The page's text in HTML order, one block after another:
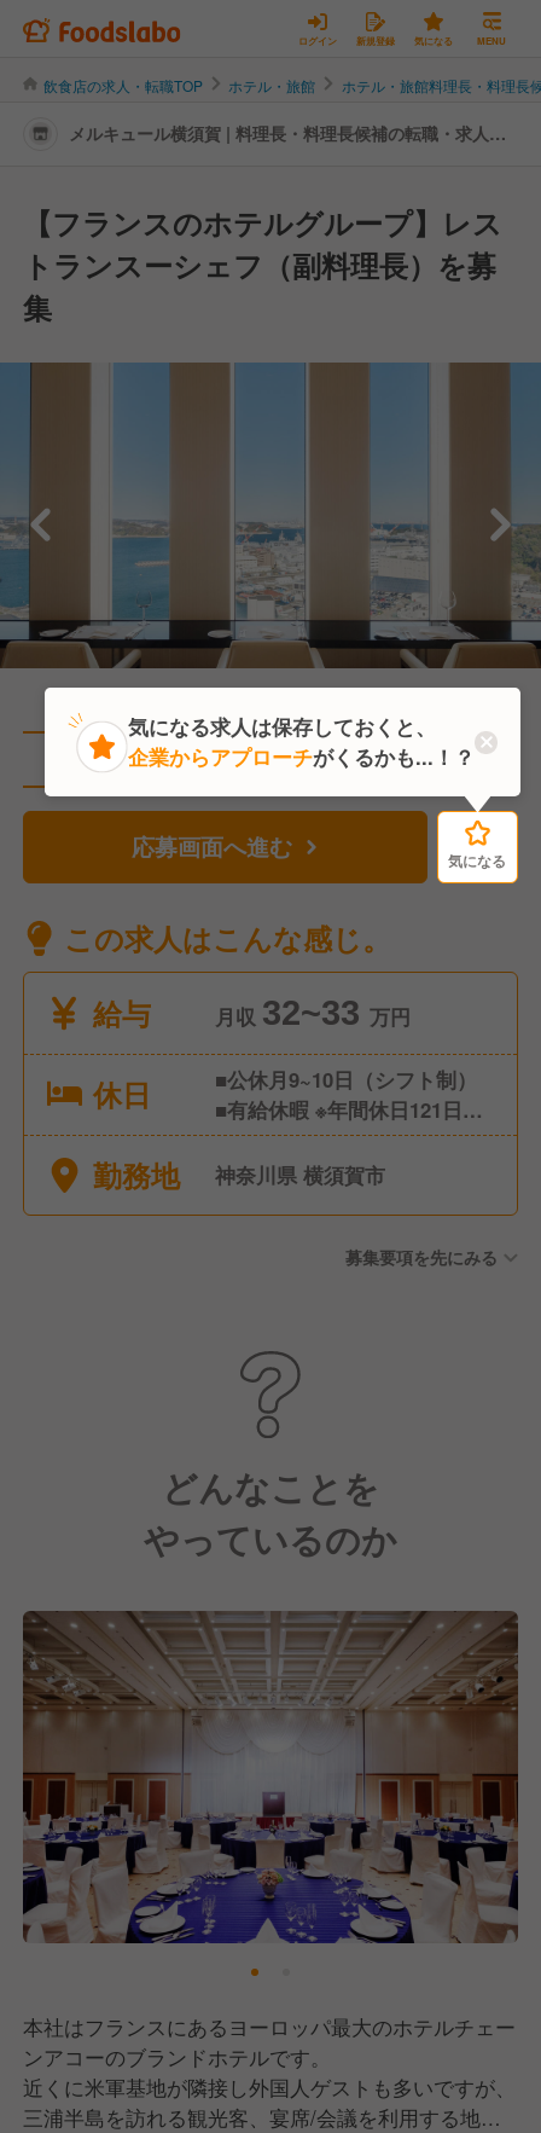
ログイン 新規登録 気になる MENU
飲食店の求人・転職TOP ホテル・旅館 ホテル・旅館料理長・料理長
メルキュール横須賀 | 料理長・料理長候補の転職・求人情
【フランスのホテルグループ】レス
トランスーシェフ（副料理長）を募
集
直近1人がこの求人を検討中
応募画面へ進む 気になる
この求人はこんな感じ。
給与
月収 32~33 万円
休日
■公休月9~10日（シフト制）
■有給休暇 ※年間休日121日
（令和8年度）
勤務地 神奈川県 横須賀市
募集要項を先にみる
どんなことを
やっているのか
本社はフランスにあるヨーロッパ最大のホテルチェー
ンアコーのブランドホテルです。
近くに米軍基地が隣接し外国人ゲストも多いですが、
三浦半島を訪れる観光客、宴席/会議を利用する地元
気になる
気になる求人は保存しておくと、
企業からアプローチがくるかも...！？